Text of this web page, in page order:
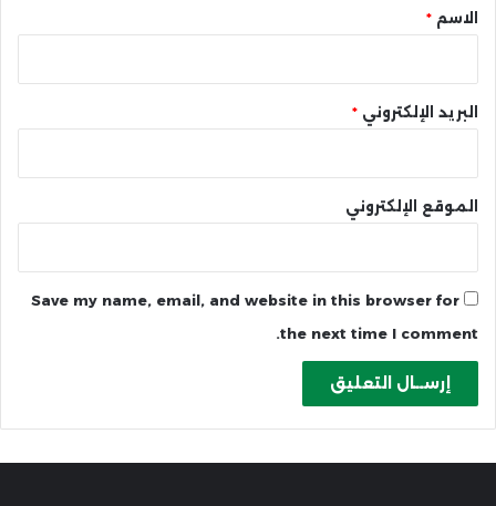
* الاسم *
البريد الإلكتروني *
الموقع الإلكتروني
Save my name, email, and website in this browser for
the next time I comment.